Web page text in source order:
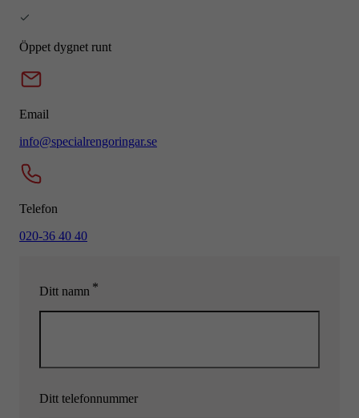
Öppet dygnet runt
Email
info@specialrengoringar.se
Telefon
020-36 40 40
Ditt namn *
Ditt telefonnummer